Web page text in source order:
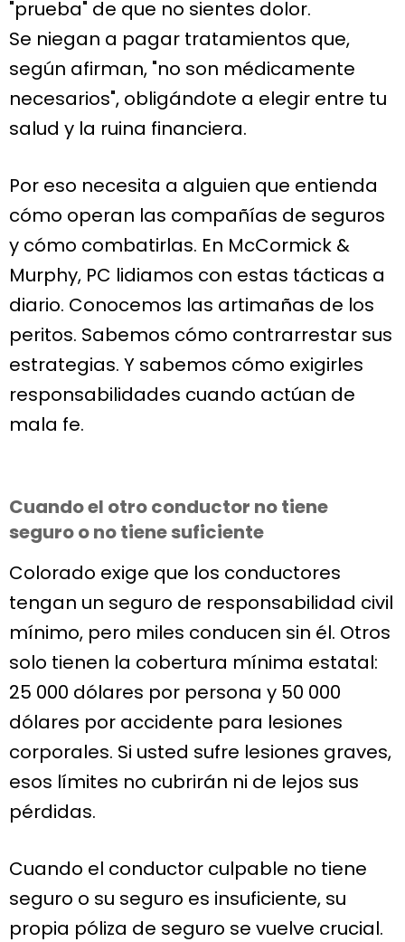
"prueba" de que no sientes dolor.
Se niegan a pagar tratamientos que,
según afirman, "no son médicamente
necesarios", obligándote a elegir entre tu
salud y la ruina financiera.
Por eso necesita a alguien que entienda
cómo operan las compañías de seguros
y cómo combatirlas. En McCormick &
Murphy, PC lidiamos con estas tácticas a
diario. Conocemos las artimañas de los
peritos. Sabemos cómo contrarrestar sus
estrategias. Y sabemos cómo exigirles
responsabilidades cuando actúan de
mala fe.
Cuando el otro conductor no tiene
seguro o no tiene suficiente
Colorado exige que los conductores
tengan un seguro de responsabilidad civil
mínimo, pero miles conducen sin él. Otros
solo tienen la cobertura mínima estatal:
25 000 dólares por persona y 50 000
dólares por accidente para lesiones
corporales. Si usted sufre lesiones graves,
esos límites no cubrirán ni de lejos sus
pérdidas.
Cuando el conductor culpable no tiene
seguro o su seguro es insuficiente, su
propia póliza de seguro se vuelve crucial.